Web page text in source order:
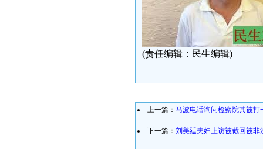
(责任编辑：民生编辑)
上一篇： 马波电话询问检察院其被打
下一篇： 刘美廷夫妇上访被截回被非